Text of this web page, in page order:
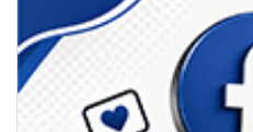
07/08/2026 | 07:00
Sala do Empreendedor divulga
gratuitas para agosto em Balneário
NAVEGANTES